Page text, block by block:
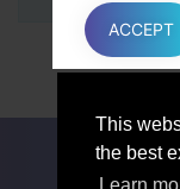
This
the best
zgodnych
osobę
ACCEPT